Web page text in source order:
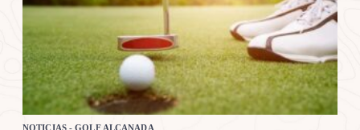
NOTICIAS - GOLF ALCANADA